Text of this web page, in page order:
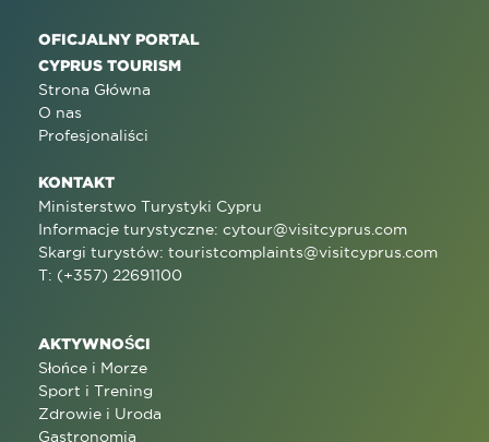
OFICJALNY PORTAL
CYPRUS TOURISM
Strona Główna
O nas
Profesjonaliści
KONTAKT
Ministerstwo Turystyki Cypru
Informacje turystyczne: cytour@visitcyprus.com
Skargi turystów: touristcomplaints@visitcyprus.com
T: (+357) 22691100
AKTYWNOŚCI
Słońce i Morze
Sport i Trening
Zdrowie i Uroda
Gastronomia